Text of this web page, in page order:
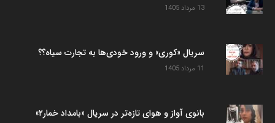
13 مرداد 1405
سریال «کوری» و ورود خودی‌ها به تجارت سیاه؟؟
11 مرداد 1405
بانوی آواز و هوای تازه‌تر در سریال «بامداد خمار۲»